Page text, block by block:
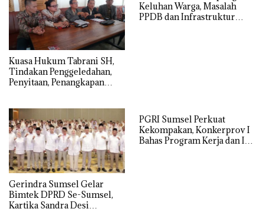
‎Kuasa Hukum Tabrani SH,
Tindakan Penggeledahan,
Penyitaan, Penangkapan
Melalui Mekanisme
Praperadilan
Keluhan Warga, Masalah
PPDB dan Infrastruktur
Gerindra Sumsel Gelar
Bimtek DPRD Se-Sumsel,
Kartika Sandra Desi
PGRI Sumsel Perkuat
Kekompakan, Konkerprov I
Bahas Program Kerja dan Isu